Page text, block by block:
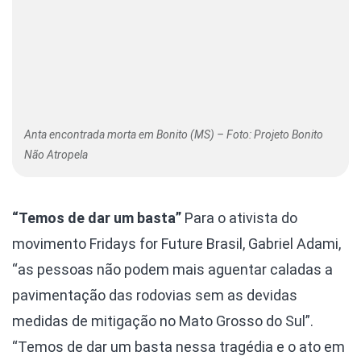
Anta encontrada morta em Bonito (MS) – Foto: Projeto Bonito
Não Atropela
“Temos de dar um basta” Para o ativista do
movimento Fridays for Future Brasil, Gabriel Adami,
“as pessoas não podem mais aguentar caladas a
pavimentação das rodovias sem as devidas
medidas de mitigação no Mato Grosso do Sul”.
“Temos de dar um basta nessa tragédia e o ato em